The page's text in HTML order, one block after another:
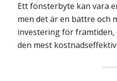
Ett fönsterbyte kan vara
men det är en bättre och
investeringförframtiden,
den mest